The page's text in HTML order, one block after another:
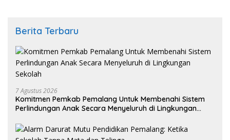
Berita Terbaru
7 Agustus 2026
Komitmen Pemkab Pemalang Untuk Membenahi Sistem
Perlindungan Anak Secara Menyeluruh di Lingkungan